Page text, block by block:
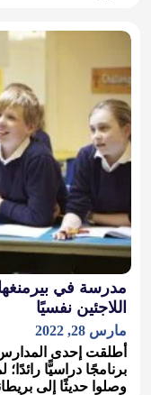
مدرسة في
اللاجئين نفسيًا
مارس 28, 2022
أطلقت إحدى المدارس
برنامجًا دراسيًّا
وصلوا حديثًا إلى